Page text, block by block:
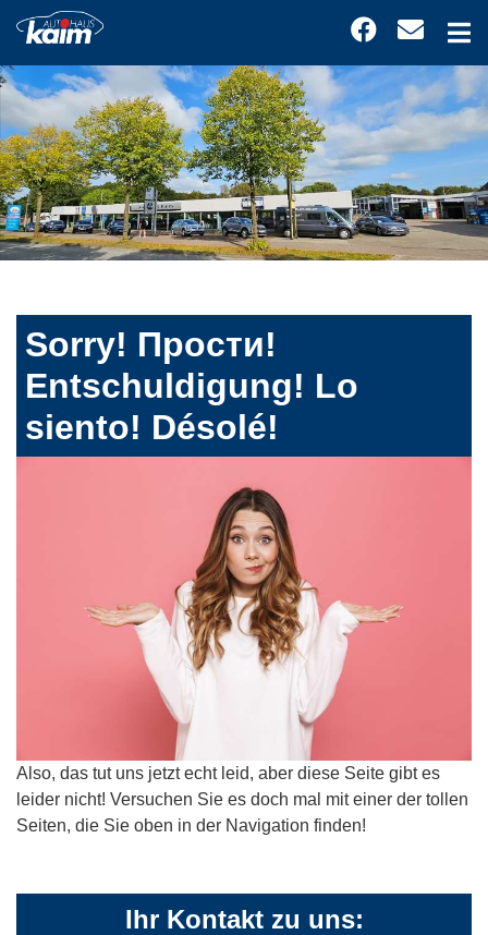
Sorry! Прости!
Entschuldigung! Lo
siento! Désolé!
Also, das tut uns jetzt echt leid, aber diese Seite gibt es
leider nicht! Versuchen Sie es doch mal mit einer der tollen
Seiten, die Sie oben in der Navigation finden!
Ihr Kontakt zu uns: